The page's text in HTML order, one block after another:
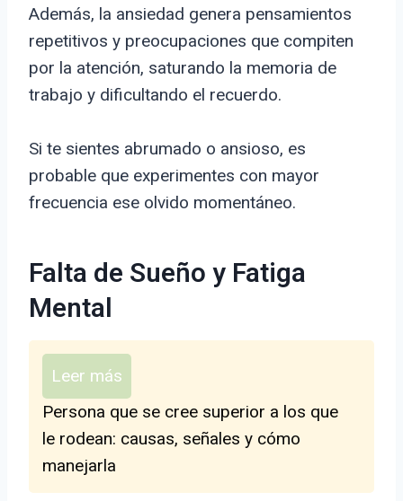
Además, la ansiedad genera pensamientos
repetitivos y preocupaciones que compiten
por la atención, saturando la memoria de
trabajo y dificultando el recuerdo.
Si te sientes abrumado o ansioso, es
probable que experimentes con mayor
frecuencia ese olvido momentáneo.
Falta de Sueño y Fatiga
Mental
Leer más
Persona que se cree superior a los que
le rodean: causas, señales y cómo
manejarla